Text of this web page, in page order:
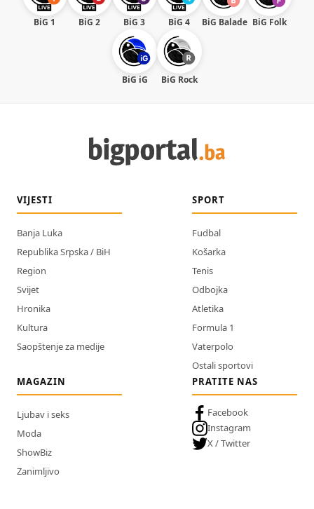
BiG 1 BiG 2 BiG 3 BiG 4 BiG Balade BiG Folk
BiG iG BiG Rock
VIJESTI
Banja Luka
Republika Srpska / BiH
Region
Svijet
Hronika
Kultura
Saopštenje za medije
SPORT
Fudbal
Košarka
Tenis
Odbojka
Atletika
Formula 1
Vaterpolo
Ostali sportovi
MAGAZIN
Ljubav i seks
Moda
ShowBiz
Zanimljivo
PRATITE NAS
Facebook
Instagram
X / Twitter